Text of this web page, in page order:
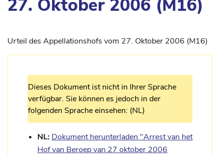
27. Oktober 2006 (M16)
Urteil des Appellationshofs vom 27. Oktober 2006 (M16)
Dieses Dokument ist nicht in Ihrer Sprache
verfügbar. Sie können es jedoch in der
folgenden Sprache einsehen: (NL)
NL: Dokument herunterladen "Arrest van het
Hof van Beroep van 27 oktober 2006